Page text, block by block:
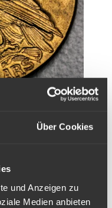
Über Cookies
und Anzeigen zu
Medien anbieten